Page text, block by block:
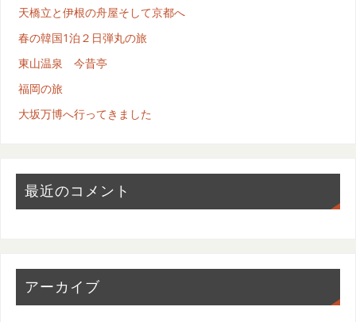
天橋立と伊根の舟屋そして京都へ
春の韓国1泊２日弾丸の旅
東山温泉 今昔亭
福岡の旅
大坂万博へ行ってきました
最近のコメント
アーカイブ